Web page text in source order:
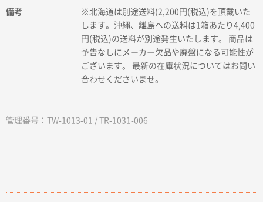
備考
※北海道は別途送料(2,200円(税込)を頂戴いた
します。沖縄、離島への送料は1箱あたり4,400
円(税込)の送料が別途発生いたします。 商品は
予告なしにメーカー欠品や廃盤になる可能性が
ございます。 最新の在庫状況についてはお問い
合わせくださいませ。
管理番号：TW-1013-01 / TR-1031-006